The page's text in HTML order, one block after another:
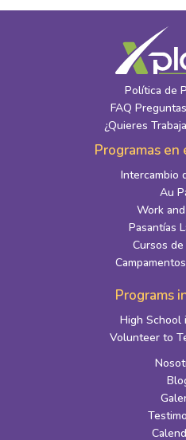
Política de
FAQ
¿Quieres
Programas en
Intercambio
Au
Work
Pasantías
Cursos de
Programs
High School
Volunteer to